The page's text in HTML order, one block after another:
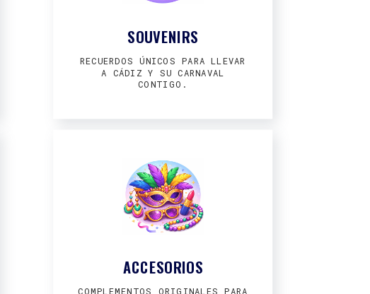
SOUVENIRS
RECUERDOS ÚNICOS PARA LLEVAR
A CÁDIZ Y SU CARNAVAL
CONTIGO.
ACCESORIOS
COMPLEMENTOS ORIGINALES PARA